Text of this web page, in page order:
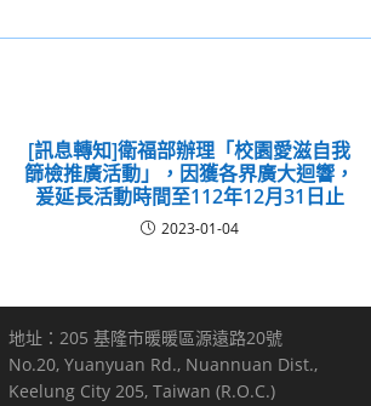
[訊息轉知]衛福部辦理「校園愛滋自我
篩檢推廣活動」，因獲各界廣大迴響，
爰延長活動時間至112年12月31日止
2023-01-04
地址：205 基隆市暖暖區源遠路20號
No.20, Yuanyuan Rd., Nuannuan Dist.,
Keelung City 205, Taiwan (R.O.C.)